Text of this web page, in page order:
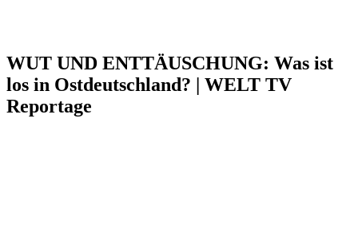
WUT UND ENTTÄUSCHUNG: Was ist
los in Ostdeutschland? | WELT TV
Reportage